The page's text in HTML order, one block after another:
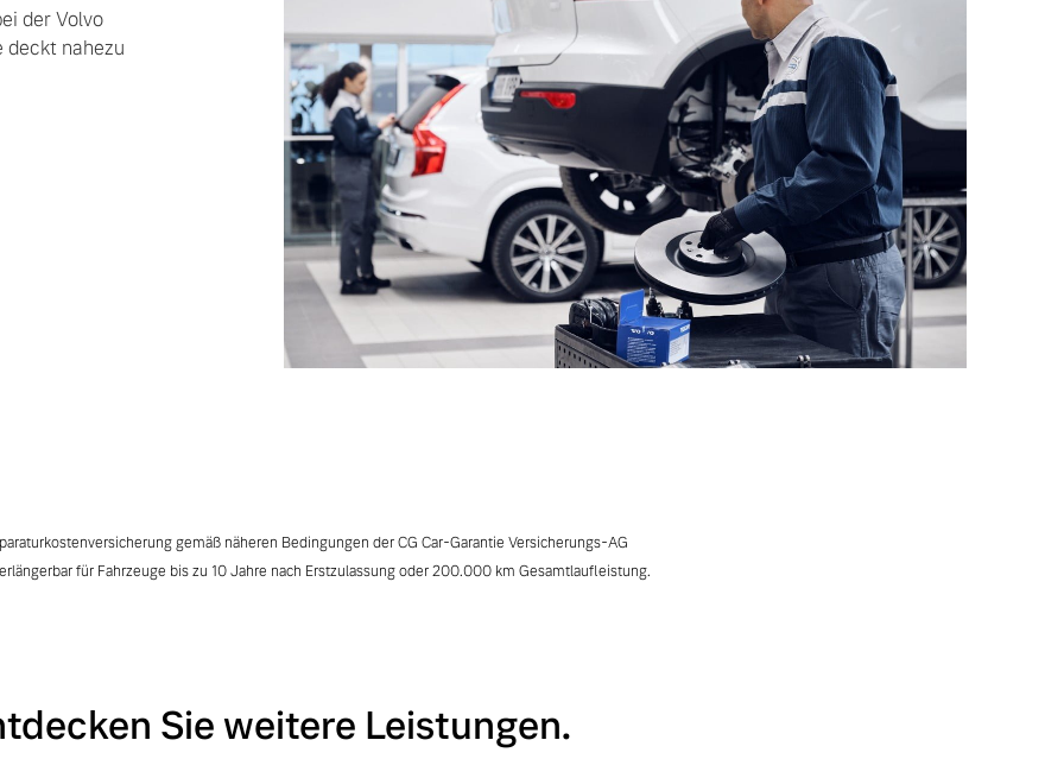
der Volvo
deckt nahezu
gemäß näheren Bedingungen der CG Car-Garantie Versicherungs-AG
für Fahrzeuge bis zu 10 Jahre nach Erstzulassung oder 200.000 km Gesamtlaufleistung.
Sie weitere Leistungen.